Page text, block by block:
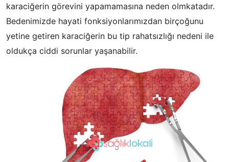
karaciğerin görevini yapamamasına neden olmkatadır.
Bedenimizde hayati fonksiyonlarımızdan birçoğunu
yetine getiren karaciğerin bu tip rahatsızlığı nedeni ile
oldukça ciddi sorunlar yaşanabilir.